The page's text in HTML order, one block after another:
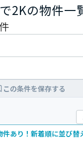
で2Kの物件一
この条件を保存する
件あり！新着順に並び替